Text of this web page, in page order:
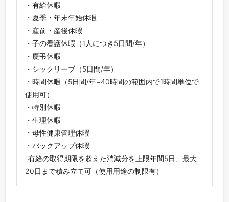
・有給休暇
・夏季・年末年始休暇
・産前・産後休暇
・子の看護休暇（1人につき5日間/年）
・慶弔休暇
・シックリーブ（5日間/年）
・時間休暇（5日間/年=40時間の範囲内で1時間単位で
使用可）
・特別休暇
・生理休暇
・母性健康管理休暇
・バックアップ休暇
-有給の取得期限を超えた消滅分を上限年間5日、最大
20日まで積み立て可（使用用途の制限有）